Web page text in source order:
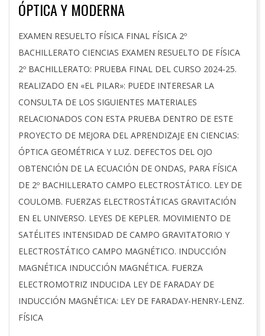
ÓPTICA Y MODERNA
2025-
05-
09
EXAMEN RESUELTO FÍSICA FINAL FÍSICA 2º
BACHILLERATO CIENCIAS EXAMEN RESUELTO DE FÍSICA
2º BACHILLERATO: PRUEBA FINAL DEL CURSO 2024-25.
REALIZADO EN «EL PILAR»: PUEDE INTERESAR LA
CONSULTA DE LOS SIGUIENTES MATERIALES
RELACIONADOS CON ESTA PRUEBA DENTRO DE ESTE
PROYECTO DE MEJORA DEL APRENDIZAJE EN CIENCIAS:
ÓPTICA GEOMÉTRICA Y LUZ. DEFECTOS DEL OJO
OBTENCIÓN DE LA ECUACIÓN DE ONDAS, PARA FÍSICA
DE 2º BACHILLERATO CAMPO ELECTROSTÁTICO. LEY DE
COULOMB. FUERZAS ELECTROSTÁTICAS GRAVITACIÓN
EN EL UNIVERSO. LEYES DE KEPLER. MOVIMIENTO DE
SATÉLITES INTENSIDAD DE CAMPO GRAVITATORIO Y
ELECTROSTÁTICO CAMPO MAGNÉTICO. INDUCCIÓN
MAGNÉTICA INDUCCIÓN MAGNÉTICA. FUERZA
ELECTROMOTRIZ INDUCIDA LEY DE FARADAY DE
INDUCCIÓN MAGNÉTICA: LEY DE FARADAY-HENRY-LENZ.
FÍSICA